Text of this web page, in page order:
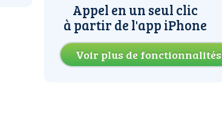
Appel en un seul clic
à partir de l'app iPhone
Voir plus de fonctionnalités